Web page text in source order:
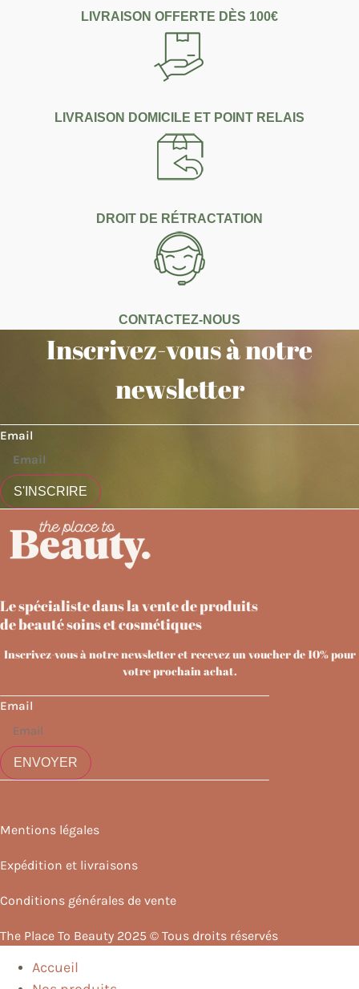
LIVRAISON OFFERTE DÈS 100€
LIVRAISON DOMICILE ET POINT RELAIS
DROIT DE RÉTRACTATION
CONTACTEZ-NOUS
Inscrivez-vous à notre
newsletter
Email
S'INSCRIRE
Le spécialiste dans la vente de produits
de beauté soins et cosmétiques
Inscrivez-vous à notre newsletter et recevez un voucher de 10% pour
votre prochain achat.
Email
ENVOYER
Mentions légales
Expédition et livraisons
Conditions générales de vente
The Place To Beauty 2025 © Tous droits réservés
Accueil